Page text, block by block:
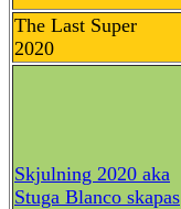
The Last Super
2020
Skjulning 2020 aka
Stuga Blanco skapas